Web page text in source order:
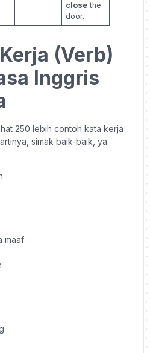
close the
door.
(Verb)
Inggris
250 lebih contoh kata kerja
simak baik-baik, ya:
maaf